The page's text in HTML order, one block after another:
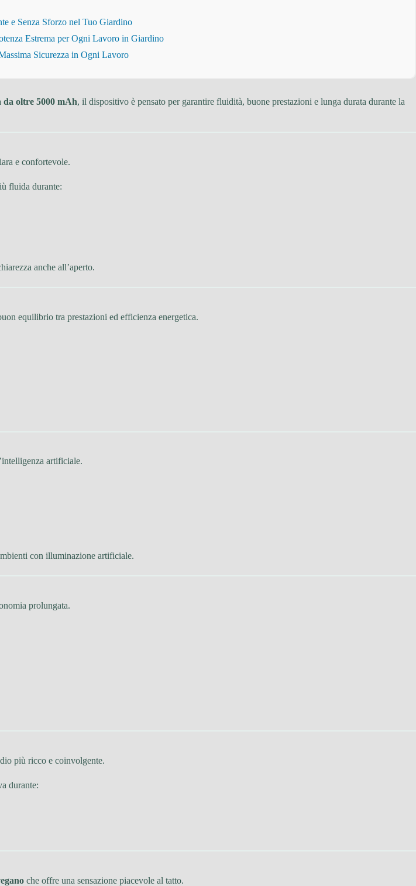
e Senza Sforzo nel Tuo Giardino
Estrema per Ogni Lavoro in Giardino
Sicurezza in Ogni Lavoro
da oltre 5000 mAh, il dispositivo è pensato per garantire fluidità, buone prestazioni e lunga durata durante la
e confortevole.
fluida durante:
anche all’aperto.
equilibrio tra prestazioni ed efficienza energetica.
artificiale.
con illuminazione artificiale.
prolungata.
più ricco e coinvolgente.
durante:
che offre una sensazione piacevole al tatto.